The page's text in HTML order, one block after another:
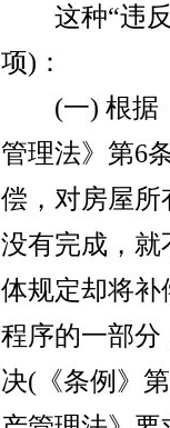
这种“违反”
项)：
(一) 根据《
管理法》第6
偿，对房屋所
没有完成，就
体规定却将补
程序的一部分
决(《条例》